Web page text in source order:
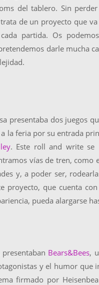
del tablero. Sin
de un proyecto que
partida. Os
darle mucha
presentaba dos juegos
la feria por su entrada
. Este roll and write
vías de tren, como
y, a poder ser,
proyecto, que cuenta
pueda alargarse
Bears&Bees,
y el humor que
firmado por